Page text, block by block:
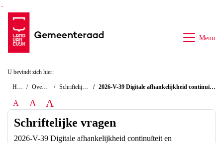
Ga naar de inhoud van deze pagina
Ga naar het zoeken
Ga naar het menu
Menu
U bevindt zich hier:
Home Overzichten Schriftelijke vragen 2026-V-39 Digitale afhankelijkheid continuïteit en datasoevereiniteit
A A A
Schriftelijke vragen
2026-V-39 Digitale afhankelijkheid continuïteit en